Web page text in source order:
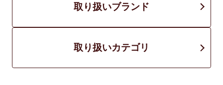
取り扱いブランド
取り扱いカテゴリ